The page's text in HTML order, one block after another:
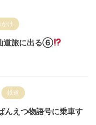
け
道旅に出る⑥
鉄道
んえつ物語号に乗車す